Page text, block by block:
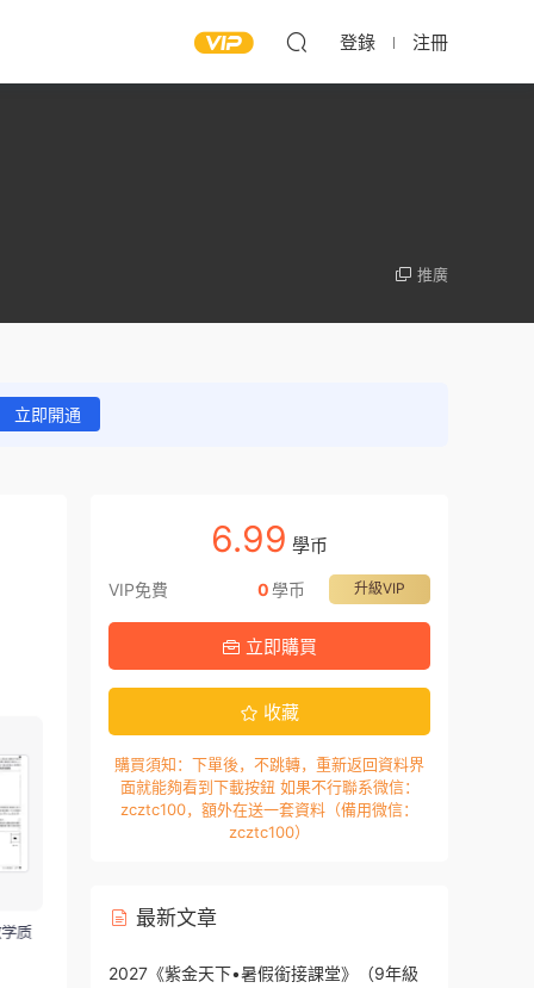
登錄 注冊
推廣
立即開通
6.99 學币
VIP免費 升級VIP
0學币
立即購買
收藏
購買須知：下單後，不跳轉，重新返回資料界
面就能夠看到下載按鈕 如果不行聯系微信：
zcztc100，額外在送一套資料（備用微信：
zcztc100）
最新文章
2027《紫金天下•暑假銜接課堂》（9年級